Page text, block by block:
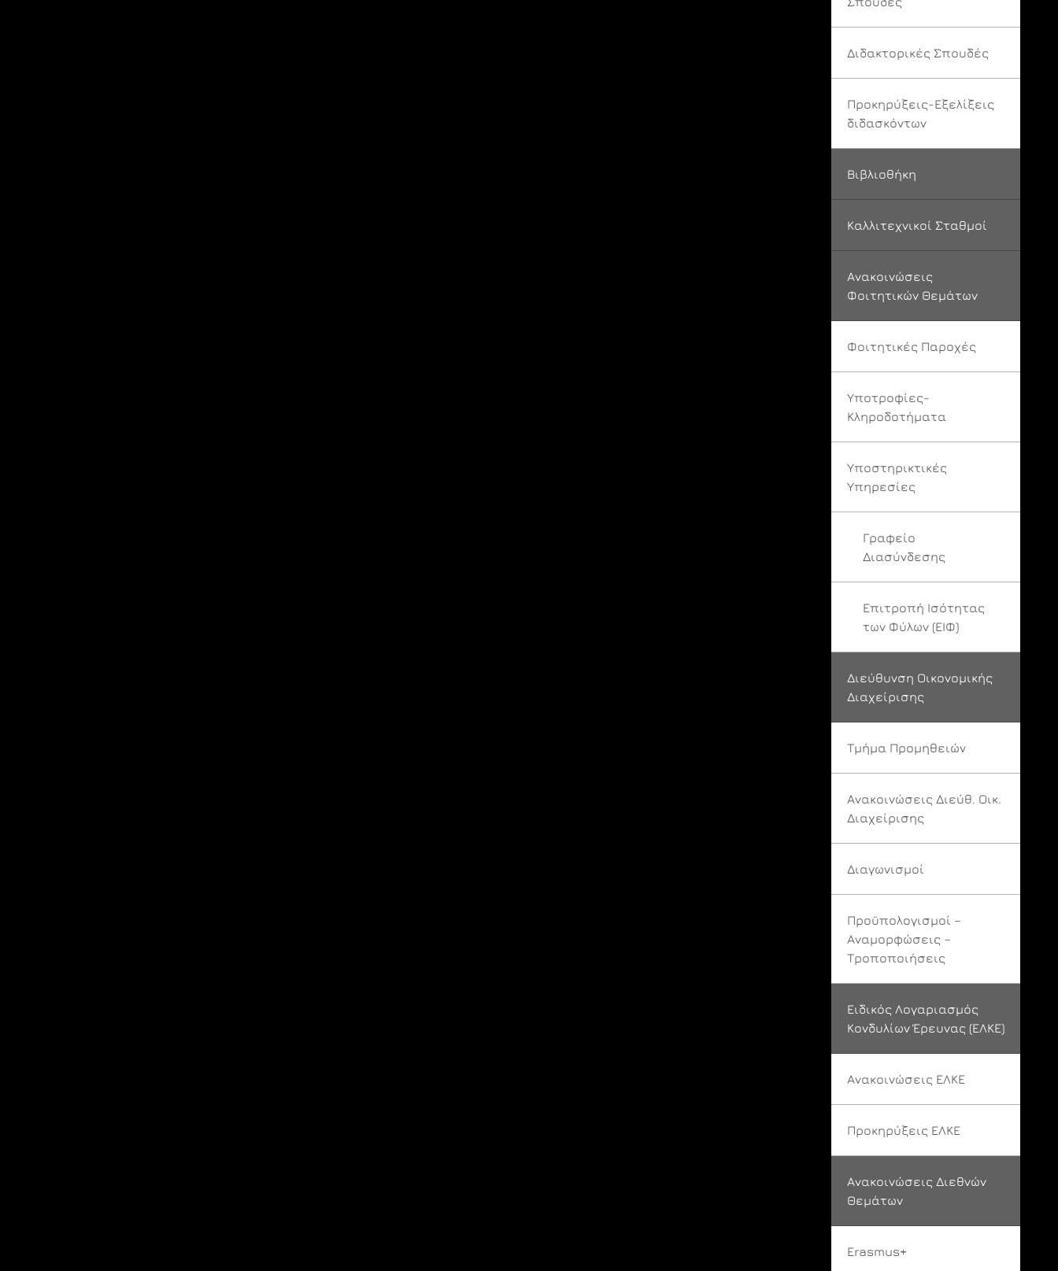
Διδακτορικές Σπουδές
Προκηρύξεις-Εξελίξεις
διδασκόντων
Βιβλιοθήκη
Καλλιτεχνικοί Σταθμοί
Ανακοινώσεις
Φοιτητικών Θεμάτων
Φοιτητικές Παροχές
Υποτροφίες-
Κληροδοτήματα
Υποστηρικτικές
Υπηρεσίες
Γραφείο
Διασύνδεσης
Επιτροπή Ισότητας
των Φύλων (ΕΙΦ)
Διεύθυνση Οικονομικής
Διαχείρισης
Τμήμα Προμηθειών
Ανακοινώσεις Διεύθ. Οικ.
Διαχείρισης
Διαγωνισμοί
Προϋπολογισμοί –
Αναμορφώσεις –
Τροποποιήσεις
Ειδικός Λογαριασμός
Κονδυλίων Έρευνας (ΕΛΚΕ)
Ανακοινώσεις ΕΛΚΕ
Προκηρύξεις ΕΛΚΕ
Ανακοινώσεις Διεθνών
Θεμάτων
Erasmus+